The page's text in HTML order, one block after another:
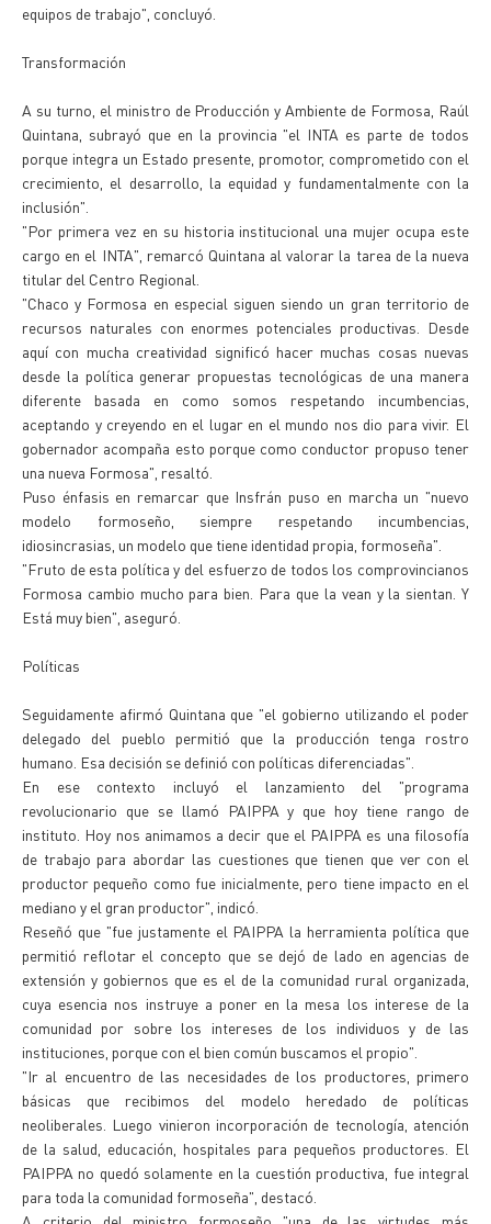
equipos de trabajo", concluyó.
Transformación
A su turno, el ministro de Producción y Ambiente de Formosa, Raúl
Quintana, subrayó que en la provincia "el INTA es parte de todos
porque integra un Estado presente, promotor, comprometido con el
crecimiento, el desarrollo, la equidad y fundamentalmente con la
inclusión".
"Por primera vez en su historia institucional una mujer ocupa este
cargo en el INTA", remarcó Quintana al valorar la tarea de la nueva
titular del Centro Regional.
"Chaco y Formosa en especial siguen siendo un gran territorio de
recursos naturales con enormes potenciales productivas. Desde
aquí con mucha creatividad significó hacer muchas cosas nuevas
desde la política generar propuestas tecnológicas de una manera
diferente basada en como somos respetando incumbencias,
aceptando y creyendo en el lugar en el mundo nos dio para vivir. El
gobernador acompaña esto porque como conductor propuso tener
una nueva Formosa", resaltó.
Puso énfasis en remarcar que Insfrán puso en marcha un "nuevo
modelo formoseño, siempre respetando incumbencias,
idiosincrasias, un modelo que tiene identidad propia, formoseña".
"Fruto de esta política y del esfuerzo de todos los comprovincianos
Formosa cambio mucho para bien. Para que la vean y la sientan. Y
Está muy bien", aseguró.
Políticas
Seguidamente afirmó Quintana que "el gobierno utilizando el poder
delegado del pueblo permitió que la producción tenga rostro
humano. Esa decisión se definió con políticas diferenciadas".
En ese contexto incluyó el lanzamiento del "programa
revolucionario que se llamó PAIPPA y que hoy tiene rango de
instituto. Hoy nos animamos a decir que el PAIPPA es una filosofía
de trabajo para abordar las cuestiones que tienen que ver con el
productor pequeño como fue inicialmente, pero tiene impacto en el
mediano y el gran productor", indicó.
Reseñó que "fue justamente el PAIPPA la herramienta política que
permitió reflotar el concepto que se dejó de lado en agencias de
extensión y gobiernos que es el de la comunidad rural organizada,
cuya esencia nos instruye a poner en la mesa los interese de la
comunidad por sobre los intereses de los individuos y de las
instituciones, porque con el bien común buscamos el propio".
"Ir al encuentro de las necesidades de los productores, primero
básicas que recibimos del modelo heredado de políticas
neoliberales. Luego vinieron incorporación de tecnología, atención
de la salud, educación, hospitales para pequeños productores. El
PAIPPA no quedó solamente en la cuestión productiva, fue integral
para toda la comunidad formoseña", destacó.